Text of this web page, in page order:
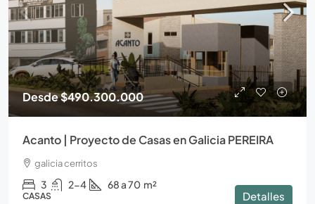
Desde$490.300.000
Acanto | Proyecto de Casas en Galicia PEREIRA
galicia cerritos
3 2-4 68 a 70 m²
CASAS Detalles